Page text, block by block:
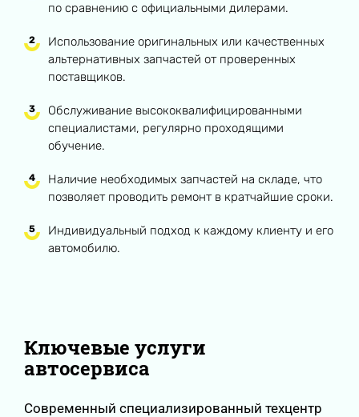
по сравнению с официальными дилерами.
Использование оригинальных или качественных
альтернативных запчастей от проверенных
поставщиков.
Обслуживание высококвалифицированными
специалистами, регулярно проходящими
обучение.
Наличие необходимых запчастей на складе, что
позволяет проводить ремонт в кратчайшие сроки.
Индивидуальный подход к каждому клиенту и его
автомобилю.
Ключевые услуги
автосервиса
Современный специализированный техцентр